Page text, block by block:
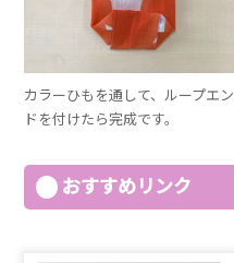
カラーひもを通して、ループエン
ドを付けたら完成です。
おすすめリンク